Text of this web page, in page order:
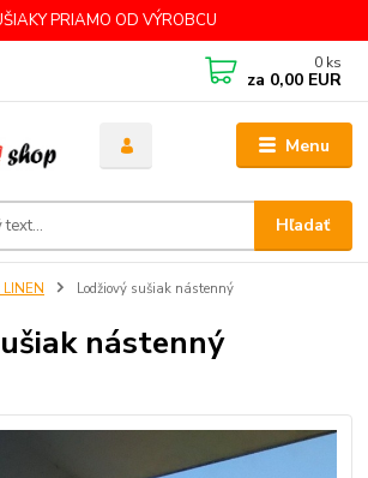
PRIAMO OD VÝROBCU
Menu
Hľadať
0 ks
za 0,00 EUR
LINEN Lodžiový sušiak nástenný
nástenný